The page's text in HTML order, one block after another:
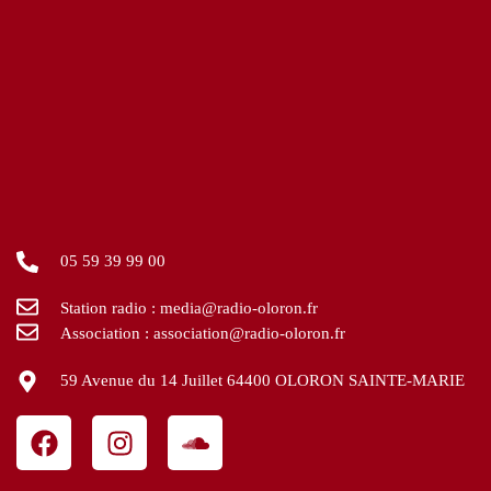
05 59 39 99 00
Station radio : media@radio-oloron.fr
Association : association@radio-oloron.fr
59 Avenue du 14 Juillet 64400 OLORON SAINTE-MARIE